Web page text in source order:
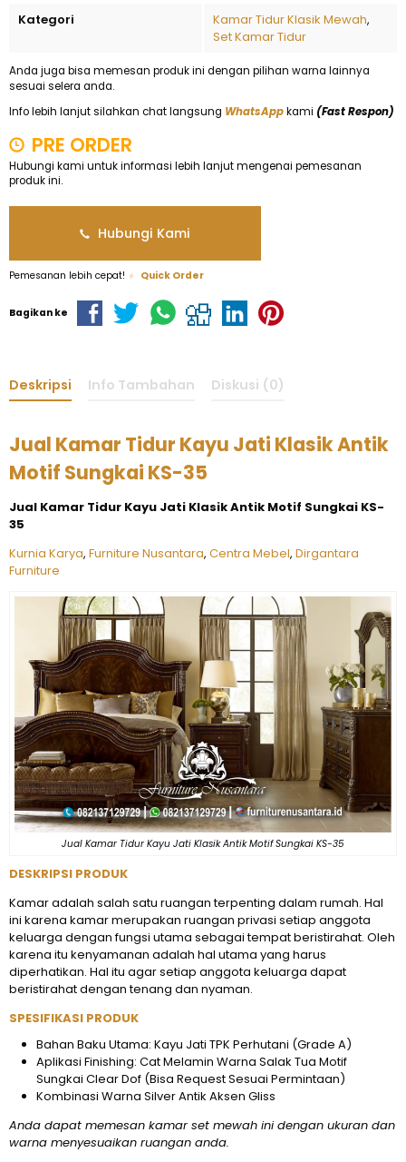
Kategori
Kamar Tidur Klasik Mewah,
Set Kamar Tidur
Anda juga bisa memesan produk ini dengan pilihan warna lainnya
sesuai selera anda.
Info lebih lanjut silahkan chat langsung WhatsAppkami (Fast Respon)
PRE ORDER
Hubungi kami untuk informasi lebih lanjut mengenai pemesanan
produk ini.
Hubungi Kami
Pemesanan lebih cepat! Quick Order
Bagikan ke
Deskripsi Info Tambahan Diskusi (0)
Jual Kamar Tidur Kayu Jati Klasik Antik
Motif Sungkai KS-35
Jual Kamar Tidur Kayu Jati Klasik Antik Motif Sungkai KS-
35
Kurnia Karya, Furniture Nusantara, Centra Mebel, Dirgantara
Furniture
Jual Kamar Tidur Kayu Jati Klasik Antik Motif Sungkai KS-35
DESKRIPSI PRODUK
Kamar adalah salah satu ruangan terpenting dalam rumah. Hal
ini karena kamar merupakan ruangan privasi setiap anggota
keluarga dengan fungsi utama sebagai tempat beristirahat. Oleh
karena itu kenyamanan adalah hal utama yang harus
diperhatikan. Hal itu agar setiap anggota keluarga dapat
beristirahat dengan tenang dan nyaman.
SPESIFIKASI PRODUK
Bahan Baku Utama: Kayu Jati TPK Perhutani (Grade A)
Aplikasi Finishing: Cat Melamin Warna Salak Tua Motif
Sungkai Clear Dof (Bisa Request Sesuai Permintaan)
Kombinasi Warna Silver Antik Aksen Gliss
Anda dapat memesan kamar set mewah ini dengan ukuran dan
warna menyesuaikan ruangan anda.